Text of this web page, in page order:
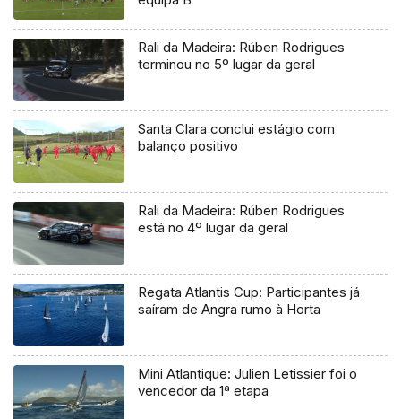
Rali da Madeira: Rúben Rodrigues
terminou no 5º lugar da geral
Santa Clara conclui estágio com
balanço positivo
Rali da Madeira: Rúben Rodrigues
está no 4º lugar da geral
Regata Atlantis Cup: Participantes já
saíram de Angra rumo à Horta
Mini Atlantique: Julien Letissier foi o
vencedor da 1ª etapa